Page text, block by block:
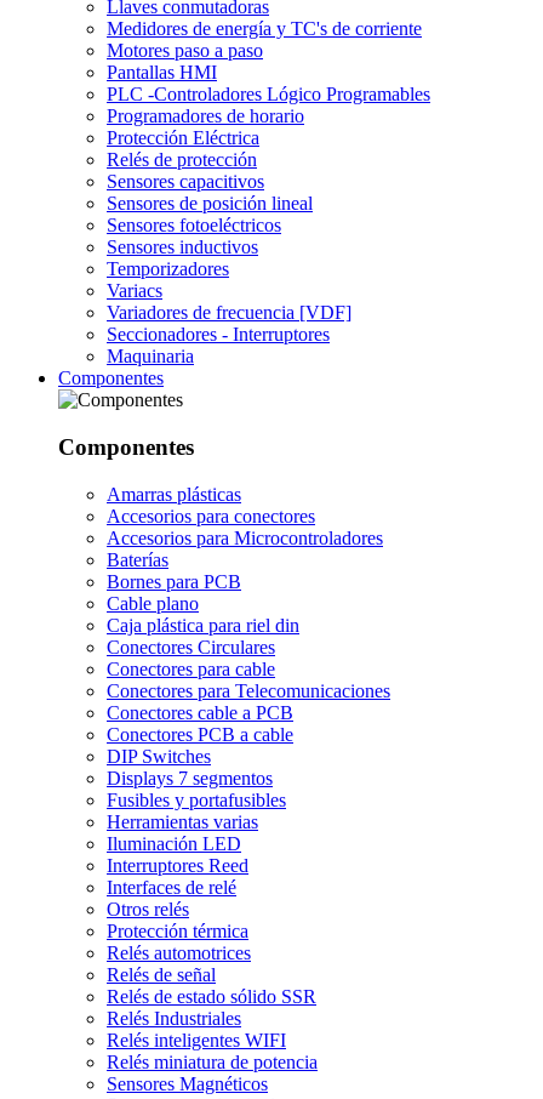
Llaves conmutadoras
Medidores de energía y TC's de corriente
Motores paso a paso
Pantallas HMI
PLC -Controladores Lógico Programables
Programadores de horario
Protección Eléctrica
Relés de protección
Sensores capacitivos
Sensores de posición lineal
Sensores fotoeléctricos
Sensores inductivos
Temporizadores
Variacs
Variadores de frecuencia [VDF]
Seccionadores - Interruptores
Maquinaria
Componentes
Componentes
Amarras plásticas
Accesorios para conectores
Accesorios para Microcontroladores
Baterías
Bornes para PCB
Cable plano
Caja plástica para riel din
Conectores Circulares
Conectores para cable
Conectores para Telecomunicaciones
Conectores cable a PCB
Conectores PCB a cable
DIP Switches
Displays 7 segmentos
Fusibles y portafusibles
Herramientas varias
Iluminación LED
Interruptores Reed
Interfaces de relé
Otros relés
Protección térmica
Relés automotrices
Relés de señal
Relés de estado sólido SSR
Relés Industriales
Relés inteligentes WIFI
Relés miniatura de potencia
Sensores Magnéticos